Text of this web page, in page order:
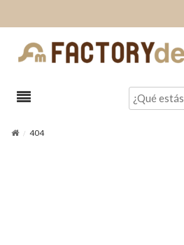
404